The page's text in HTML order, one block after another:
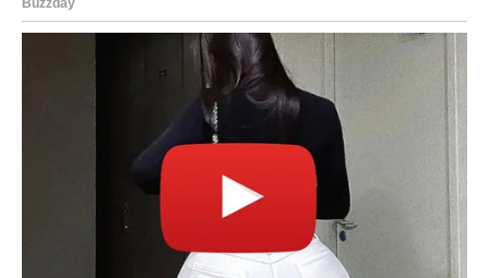
Ako ste u vezi, partner može predložiti nešto što će
promeniti dinamiku odnosa.
Zvezde vam savetuju da ne bežite od emocija – upravo
one mogu pokazati pravi put.
Škorpija
Škorpije danas ulaze u fazu kada se mnoge stvari